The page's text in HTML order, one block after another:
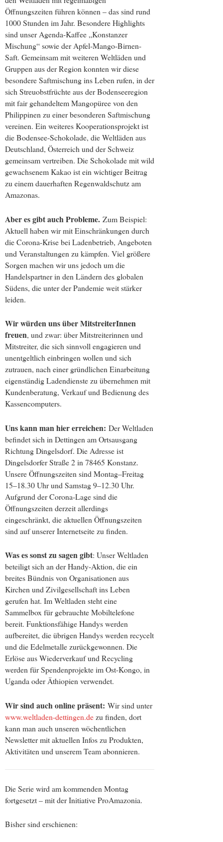
Öffnungszeiten führen können – das sind rund
1000 Stunden im Jahr. Besondere Highlights
sind unser Agenda-Kaffee „Konstanzer
Mischung“ sowie der Apfel-Mango-Birnen-
Saft. Gemeinsam mit weiteren Weltläden und
Gruppen aus der Region konnten wir diese
besondere Saftmischung ins Leben rufen, in der
sich Streuobstfrüchte aus der Bodenseeregion
mit fair gehandeltem Mangopüree von den
Philippinen zu einer besonderen Saftmischung
vereinen. Ein weiteres Kooperationsprojekt ist
die Bodensee-Schokolade, die Weltläden aus
Deutschland, Österreich und der Schweiz
gemeinsam vertreiben. Die Schokolade mit wild
gewachsenem Kakao ist ein wichtiger Beitrag
zu einem dauerhaften Regenwaldschutz am
Amazonas.
Aber es gibt auch Probleme. Zum Beispiel:
Aktuell haben wir mit Einschränkungen durch
die Corona-Krise bei Ladenbetrieb, Angeboten
und Veranstaltungen zu kämpfen. Viel größere
Sorgen machen wir uns jedoch um die
Handelspartner in den Ländern des globalen
Südens, die unter der Pandemie weit stärker
leiden.
Wir würden uns über MitstreiterInnen
freuen, und zwar: über Mitstreiterinnen und
Mitstreiter, die sich sinnvoll engagieren und
unentgeltlich einbringen wollen und sich
zutrauen, nach einer gründlichen Einarbeitung
eigenständig Ladendienste zu übernehmen mit
Kundenberatung, Verkauf und Bedienung des
Kassencomputers.
Uns kann man hier erreichen: Der Weltladen
befindet sich in Dettingen am Ortsausgang
Richtung Dingelsdorf. Die Adresse ist
Dingelsdorfer Straße 2 in 78465 Konstanz.
Unsere Öffnungszeiten sind Montag–Freitag
15–18.30 Uhr und Samstag 9–12.30 Uhr.
Aufgrund der Corona-Lage sind die
Öffnungszeiten derzeit allerdings
eingeschränkt, die aktuellen Öffnungszeiten
sind auf unserer Internetseite zu finden.
Was es sonst zu sagen gibt: Unser Weltladen
beteiligt sich an der Handy-Aktion, die ein
breites Bündnis von Organisationen aus
Kirchen und Zivilgesellschaft ins Leben
gerufen hat. Im Weltladen steht eine
Sammelbox für gebrauchte Mobiltelefone
bereit. Funktionsfähige Handys werden
aufbereitet, die übrigen Handys werden recycelt
und die Edelmetalle zurückgewonnen. Die
Erlöse aus Wiederverkauf und Recycling
werden für Spendenprojekte im Ost-Kongo, in
Uganda oder Äthiopien verwendet.
Wir sind auch online präsent: Wir sind unter
www.weltladen-dettingen.dezu finden, dort
kann man auch unseren wöchentlichen
Newsletter mit aktuellen Infos zu Produkten,
Aktivitäten und unserem Team abonnieren.
Die Serie wird am kommenden Montag
fortgesetzt – mit der Initiative ProAmazonia.
Bisher sind erschienen: